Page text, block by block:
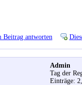
Beitrag antworten
Admin
Tag der
Einträge: